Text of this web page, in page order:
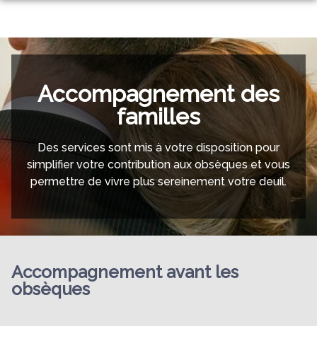
ORGANISER DES OBSÈQUES
PRÉVOIR SES OBSÈQUES
MONUMENTS FUNÉRAIRES
SERVICES AUX FAMILLES
NOS AGENCES
AGENCE DE CAJARC
AGENCE DE LIMOGNE
PHOTOS
ESPACES HOMMAGES
Accompagnement des
familles
Des services sont mis à votre disposition pour
simplifier votre contribution aux obsèques et vous
permettre de vivre plus sereinement votre deuil.
Accompagnement avant les
obsèques